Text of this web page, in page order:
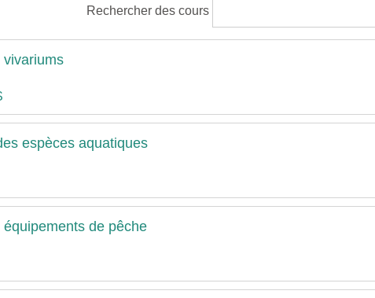
Rechercher des cours
vivariums
espèces aquatiques
de pêche